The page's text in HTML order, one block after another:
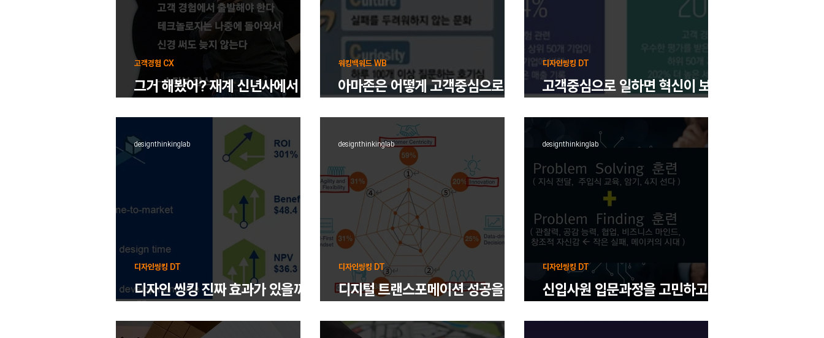
그거 해봤어? 재계 신년사에서 찾
고객경험 CX
아마존은 어떻게 고객중심으로 일
워킹백워드 WB
고객중심으로 일하면 혁신이 보인
디자인씽킹 DT
디자인 씽킹 진짜 효과가 있을까?
디자인씽킹 DT
designthinkinglab
디지털 트랜스포메이션 성공을 위
디자인씽킹 DT
designthinkinglab
신입사원 입문과정을 고민하고 계
디자인씽킹 DT
designthinkinglab